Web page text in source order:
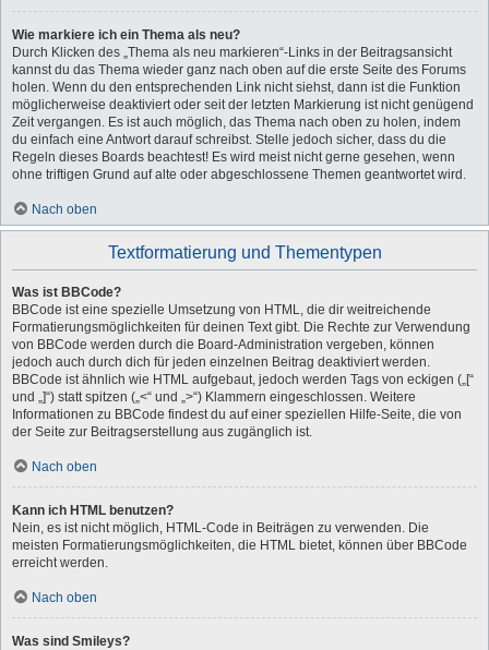
Wie markiere ich ein Thema als neu?
Durch Klicken des „Thema als neu markieren“-Links in der Beitragsansicht
kannst du das Thema wieder ganz nach oben auf die erste Seite des Forums
holen. Wenn du den entsprechenden Link nicht siehst, dann ist die Funktion
möglicherweise deaktiviert oder seit der letzten Markierung ist nicht genügend
Zeit vergangen. Es ist auch möglich, das Thema nach oben zu holen, indem
du einfach eine Antwort darauf schreibst. Stelle jedoch sicher, dass du die
Regeln dieses Boards beachtest! Es wird meist nicht gerne gesehen, wenn
ohne triftigen Grund auf alte oder abgeschlossene Themen geantwortet wird.
Nach oben
Textformatierung und Thementypen
Was ist BBCode?
BBCode ist eine spezielle Umsetzung von HTML, die dir weitreichende
Formatierungsmöglichkeiten für deinen Text gibt. Die Rechte zur Verwendung
von BBCode werden durch die Board-Administration vergeben, können
jedoch auch durch dich für jeden einzelnen Beitrag deaktiviert werden.
BBCode ist ähnlich wie HTML aufgebaut, jedoch werden Tags von eckigen („[“
und „]“) statt spitzen („<“ und „>“) Klammern eingeschlossen. Weitere
Informationen zu BBCode findest du auf einer speziellen Hilfe-Seite, die von
der Seite zur Beitragserstellung aus zugänglich ist.
Nach oben
Kann ich HTML benutzen?
Nein, es ist nicht möglich, HTML-Code in Beiträgen zu verwenden. Die
meisten Formatierungsmöglichkeiten, die HTML bietet, können über BBCode
erreicht werden.
Nach oben
Was sind Smileys?